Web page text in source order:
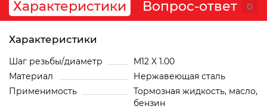
Характеристики Вопрос-ответ 0
Характеристики
Шаг резьбы/диаметр
M12 X 1.00
Материал
Нержавеющая сталь
Применимость
Тормозная жидкость, масло,
бензин